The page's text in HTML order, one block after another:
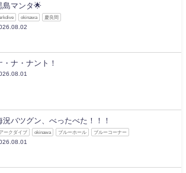
島マンタ🌟
okinawa 慶良間
・ナ・ナント！
況バツグン、べったべた！！！
アークダイブ okinawa ブルーホール ブルーコーナー